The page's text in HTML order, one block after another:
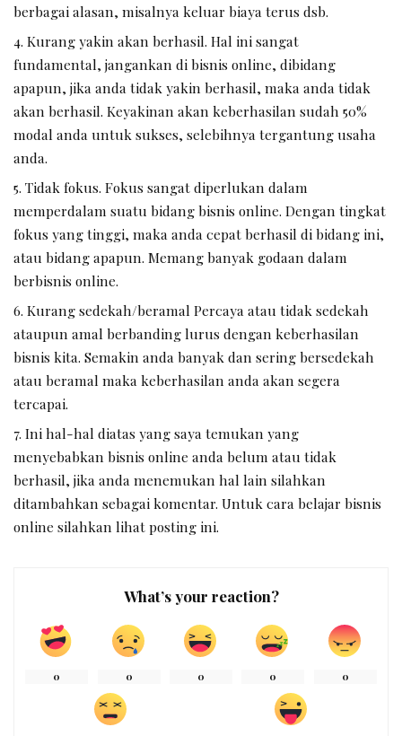
berbagai alasan, misalnya keluar biaya terus dsb.
Kurang yakin akan berhasil. Hal ini sangat
fundamental, jangankan di bisnis online, dibidang
apapun, jika anda tidak yakin berhasil, maka anda tidak
akan berhasil. Keyakinan akan keberhasilan sudah 50%
modal anda untuk sukses, selebihnya tergantung usaha
anda.
Tidak fokus. Fokus sangat diperlukan dalam
memperdalam suatu bidang bisnis online. Dengan tingkat
fokus yang tinggi, maka anda cepat berhasil di bidang ini,
atau bidang apapun. Memang banyak godaan dalam
berbisnis online.
Kurang sedekah/beramal Percaya atau tidak sedekah
ataupun amal berbanding lurus dengan keberhasilan
bisnis kita. Semakin anda banyak dan sering bersedekah
atau beramal maka keberhasilan anda akan segera
tercapai.
Ini hal-hal diatas yang saya temukan yang
menyebabkan bisnis online anda belum atau tidak
berhasil, jika anda menemukan hal lain silahkan
ditambahkan sebagai komentar. Untuk cara belajar bisnis
online silahkan lihat posting ini.
What’s your reaction?
0 0 0 0 0